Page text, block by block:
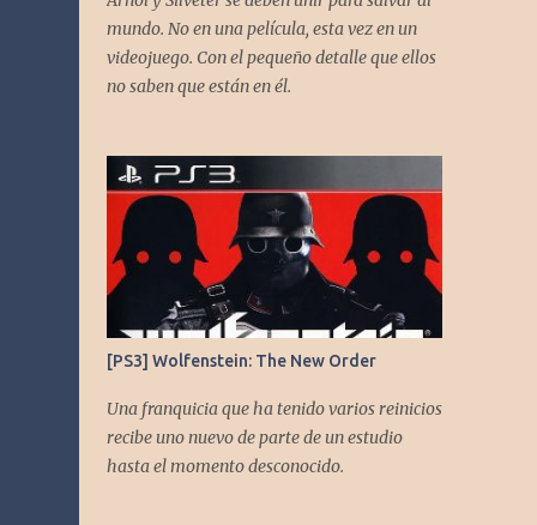
gracias a todos los que nos agregan a sus
plataformas de podcast y nos dejan
comentarios en nuestras diferentes redes.
Instagram -
https://www.instagram.com/cronicasgoomb
a/ Facebook -
https://www.facebook.com/CronicasGoomb
a
mundo. No en una película, esta vez en un
videojuego. Con el pequeño detalle que ellos
no saben que están en él.
[PS3] Wolfenstein: The New Order
Una franquicia que ha tenido varios reinicios
recibe uno nuevo de parte de un estudio
hasta el momento desconocido.